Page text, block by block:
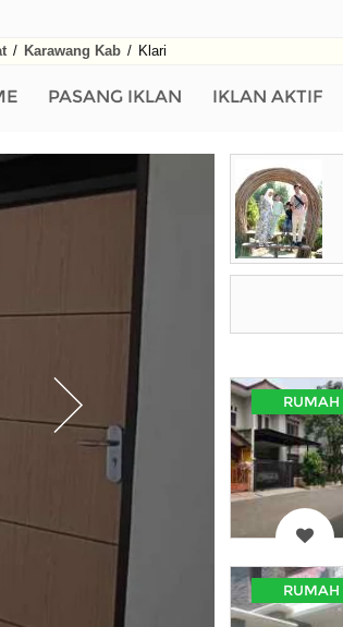
/ Karawang Kab / Klari
PASANG IKLAN IKLAN AKTIF
RUMAH
RUMAH